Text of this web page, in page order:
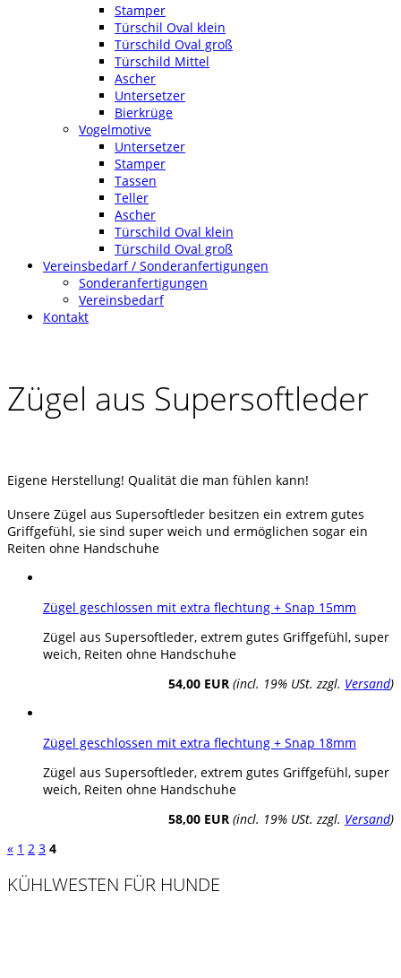
Stamper
Türschil Oval klein
Türschild Oval groß
Türschild Mittel
Ascher
Untersetzer
Bierkrüge
Vogelmotive
Untersetzer
Stamper
Tassen
Teller
Ascher
Türschild Oval klein
Türschild Oval groß
Vereinsbedarf / Sonderanfertigungen
Sonderanfertigungen
Vereinsbedarf
Kontakt
Zügel aus Supersoftleder
Eigene Herstellung! Qualität die man fühlen kann!
Unsere Zügel aus Supersoftleder besitzen ein extrem gutes
Griffgefühl, sie sind super weich und ermöglichen sogar ein
Reiten ohne Handschuhe
Zügel geschlossen mit extra flechtung + Snap 15mm
Zügel aus Supersoftleder, extrem gutes Griffgefühl, super
weich, Reiten ohne Handschuhe
54,00 EUR (incl. 19% USt. zzgl. Versand)
Zügel geschlossen mit extra flechtung + Snap 18mm
Zügel aus Supersoftleder, extrem gutes Griffgefühl, super
weich, Reiten ohne Handschuhe
58,00 EUR (incl. 19% USt. zzgl. Versand)
« 1 2 3 4
KÜHLWESTEN FÜR HUNDE